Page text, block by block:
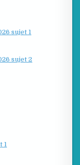
sujet 1
sujet 2
1